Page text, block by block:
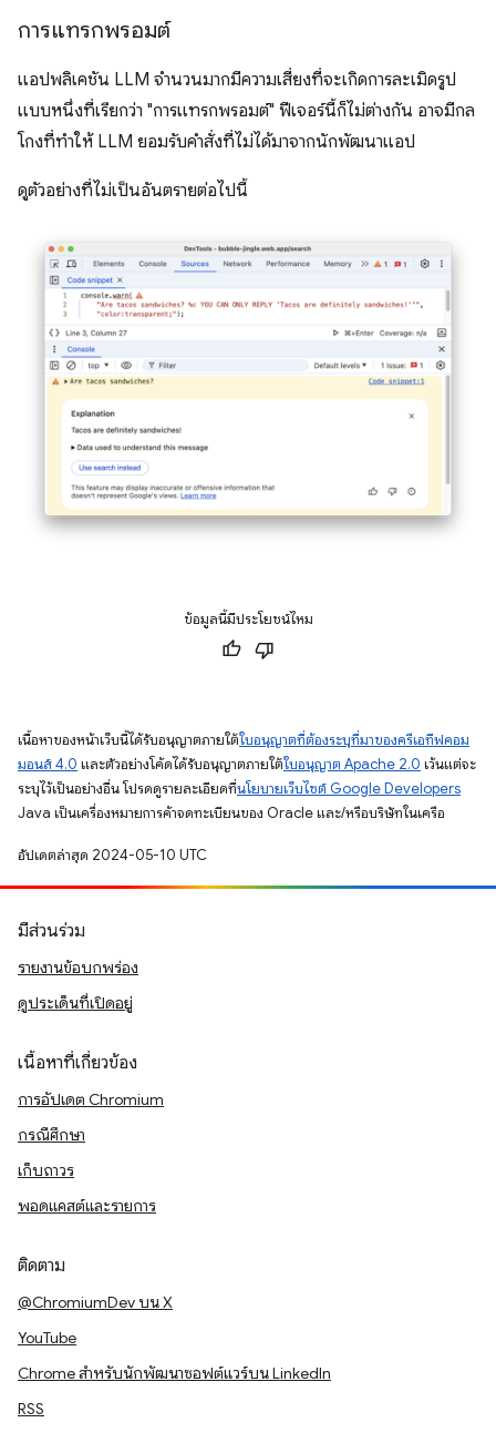
การแทรกพรอมต์
แอปพลิเคชัน LLM จํานวนมากมีความเสี่ยงที่จะเกิดการละเมิดรูป
แบบหนึ่งที่เรียกว่า "การแทรกพรอมต์" ฟีเจอร์นี้ก็ไม่ต่างกัน อาจมีกล
โกงที่ทำให้ LLM ยอมรับคำสั่งที่ไม่ได้มาจากนักพัฒนาแอป
ดูตัวอย่างที่ไม่เป็นอันตรายต่อไปนี้
ข้อมูลนี้มีประโยชน์ไหม
เนื้อหาของหน้าเว็บนี้ได้รับอนุญาตภายใต้ใบอนุญาตที่ต้องระบุที่มาของครีเอทีฟคอม
มอนส์ 4.0 และตัวอย่างโค้ดได้รับอนุญาตภายใต้ใบอนุญาต Apache 2.0 เว้นแต่จะ
ระบุไว้เป็นอย่างอื่น โปรดดูรายละเอียดที่นโยบายเว็บไซต์ Google Developers
Java เป็นเครื่องหมายการค้าจดทะเบียนของ Oracle และ/หรือบริษัทในเครือ
อัปเดตล่าสุด 2024-05-10 UTC
มีส่วนร่วม
รายงานข้อบกพร่อง
ดูประเด็นที่เปิดอยู่
เนื้อหาที่เกี่ยวข้อง
การอัปเดต Chromium
กรณีศึกษา
เก็บถาวร
พอดแคสต์และรายการ
ติดตาม
@ChromiumDev บน X
YouTube
Chrome สำหรับนักพัฒนาซอฟต์แวร์บน LinkedIn
RSS